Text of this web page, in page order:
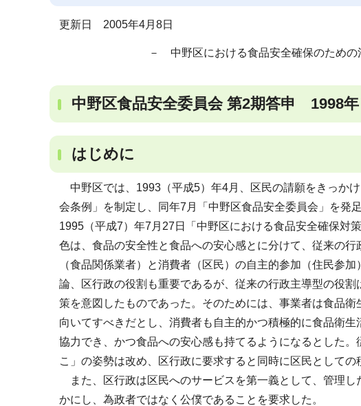
更新日 2005年4月8日
－ 中野区における食品安全確保のため
中野区食品安全委員会 第2期答申 1998年
はじめに
中野区では、1993（平成5）年4月、区民の請願をきっか
会条例」を制定し、同年7月「中野区食品安全委員会」を発
1995（平成7）年7月27日「中野区における食品安全確保対
色は、食品の安全性と食品への安心感とに分けて、従来の
（食品関係業者）と消費者（区民）の自主的参加（住民参
論、区行政の役割も重要であるが、従来の行政主導型の役
策を意図したものであった。そのためには、事業者は食品
向いてすべきだとし、消費者も自主的かつ積極的に食品衛
協力でき、かつ食品への安心感も持てるようになるとした
こ」の姿勢は改め、区行政に要求すると同時に区民としての
また、区行政は区民へのサービスを第一義として、管理
かにし、為政者ではなく公僕であることを要求した。